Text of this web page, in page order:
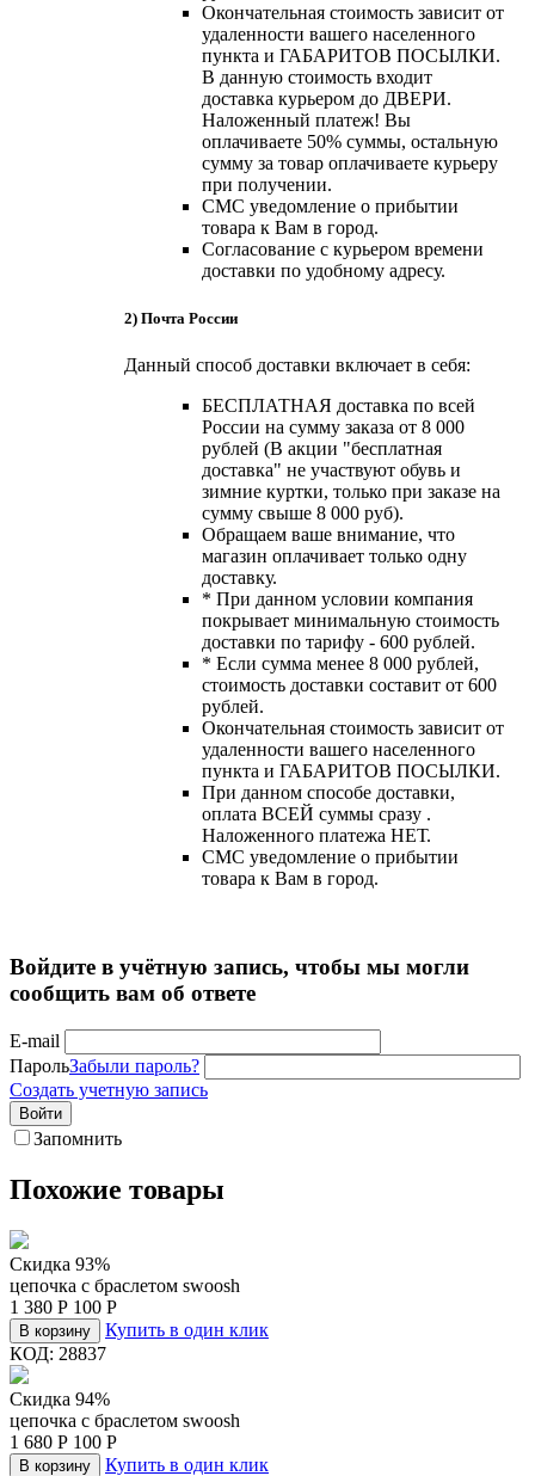
Окончательная стоимость зависит от
удаленности вашего населенного
пункта и ГАБАРИТОВ ПОСЫЛКИ.
В данную стоимость входит
доставка курьером до ДВЕРИ.
Наложенный платеж! Вы
оплачиваете 50% суммы, остальную
сумму за товар оплачиваете курьеру
при получении.
СМС уведомление о прибытии
товара к Вам в город.
Согласование с курьером времени
доставки по удобному адресу.
2) Почта России
Данный способ доставки включает в себя:
БЕСПЛАТНАЯ доставка по всей
России на сумму заказа от 8 000
рублей (В акции "бесплатная
доставка" не участвуют обувь и
зимние куртки, только при заказе на
сумму свыше 8 000 руб).
Обращаем ваше внимание, что
магазин оплачивает только одну
доставку.
* При данном условии компания
покрывает минимальную стоимость
доставки по тарифу - 600 рублей.
* Если сумма менее 8 000 рублей,
стоимость доставки составит от 600
рублей.
Окончательная стоимость зависит от
удаленности вашего населенного
пункта и ГАБАРИТОВ ПОСЫЛКИ.
При данном способе доставки,
оплата ВСЕЙ суммы сразу .
Наложенного платежа НЕТ.
СМС уведомление о прибытии
товара к Вам в город.
Войдите в учётную запись, чтобы мы могли
сообщить вам об ответе
E-mail
ПарольЗабыли пароль?
Создать учетную запись
Войти
Запомнить
Похожие товары
Скидка 93%
цепочка c браслетом swoosh
1 380 Р 100 Р
В корзину
Купить в один клик
КОД: 28837
Скидка 94%
цепочка c браслетом swoosh
1 680 Р 100 Р
В корзину
Купить в один клик